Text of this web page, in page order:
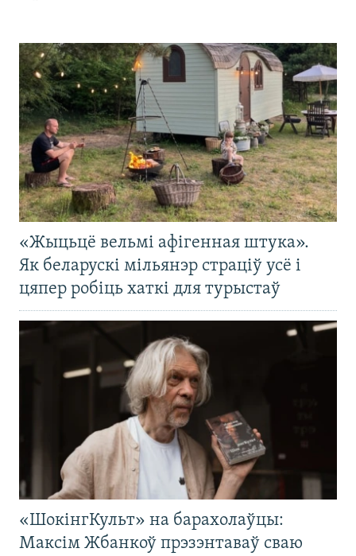
«Жыцьцё вельмі афігенная штука».
Як беларускі мільянэр страціў усё і
цяпер робіць хаткі для турыстаў
«ШокінгКульт» на барахолаўцы:
Максім Жбанкоў прэзэнтаваў сваю